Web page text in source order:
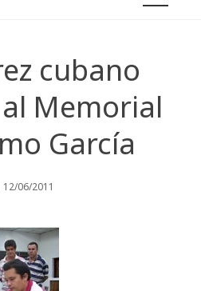
cubano
Memorial
García
12/06/2011